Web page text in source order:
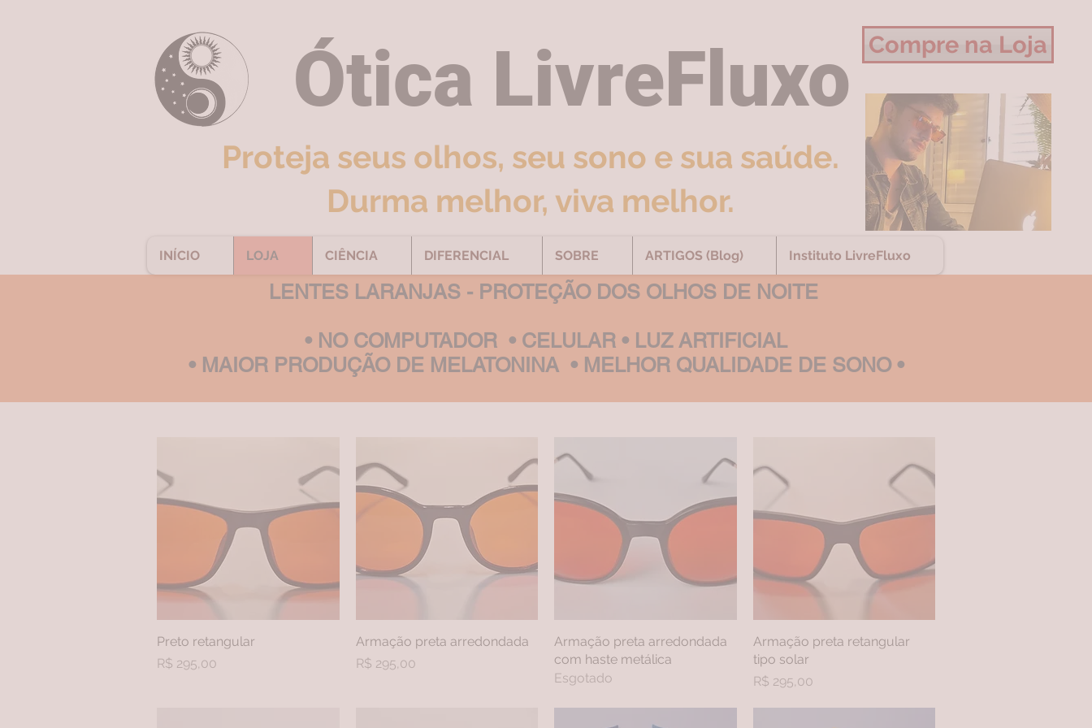
Ótica LivreFluxo
Proteja seus olhos, seu sono e sua saúde.
Durma melhor, viva melhor.
Compre na Loja
INÍCIO LOJA CIÊNCIA DIFERENCIAL SOBRE ARTIGOS (Blog) Instituto LivreFluxo
LENTES LARANJAS - PROTEÇÃO DOS OLHOS DE NOITE
• NO COMPUTADOR • CELULAR • LUZ ARTIFICIAL
• MAIOR PRODUÇÃO DE MELATONINA • MELHOR QUALIDADE DE SONO •
Visualização rápida
Preto retangular
Preço
R$ 295,00
Visualização rápida
Armação preta arredondada
Preço
R$ 295,00
Visualização rápida
Armação preta arredondada
com haste metálica
Esgotado
Visualização rápida
Armação preta retangular
tipo solar
Preço
R$ 295,00